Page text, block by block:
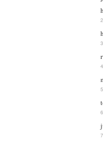
2
3
4
5
6
7